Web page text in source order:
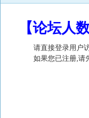
【论坛人
请直接登录用户
如果您已注册,请